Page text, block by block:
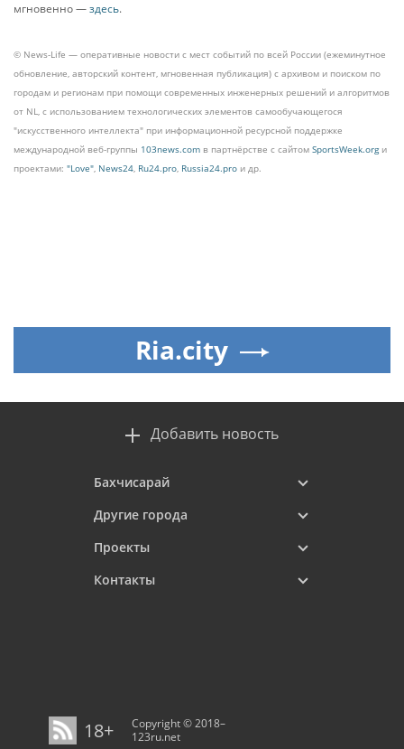
мгновенно —здесь.
© News-Life — оперативные новости с мест событий по всей России (ежеминутное
обновление, авторский контент, мгновенная публикация) с архивом и поиском по
городам и регионам при помощи современных инженерных решений и алгоритмов
от NL, с использованием технологических элементов самообучающегося
"искусственного интеллекта" при информационной ресурсной поддержке
международной веб-группы 103news.com в партнёрстве с сайтом SportsWeek.orgи
проектами: "Love", News24, Ru24.pro, Russia24.pro и др.
Ria.city
Добавить новость
Бахчисарай
Другие города
Проекты
Контакты
18+
Copyright © 2018–
123ru.net